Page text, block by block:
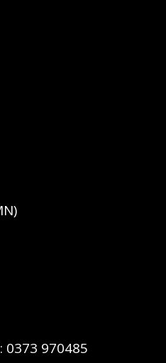
0373 970485